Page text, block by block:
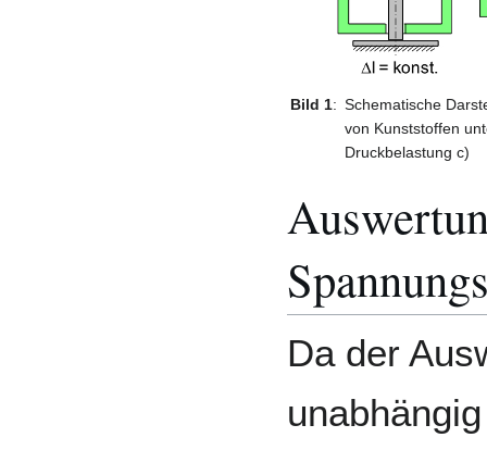
Bild 1: Schematische
von Kunststoffen
Druckbelastung c)
Da der